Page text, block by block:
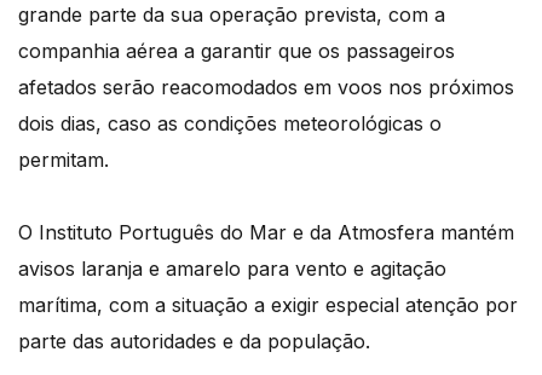
grande parte da sua operação prevista, com a
companhia aérea a garantir que os passageiros
afetados serão reacomodados em voos nos próximos
dois dias, caso as condições meteorológicas o
permitam.
O Instituto Português do Mar e da Atmosfera mantém
avisos laranja e amarelo para vento e agitação
marítima, com a situação a exigir especial atenção por
parte das autoridades e da população.